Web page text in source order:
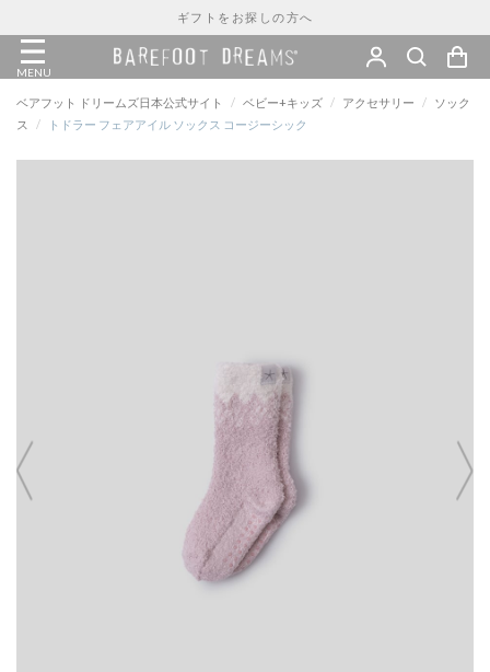
ギフトをお探しの方へ
MENU
ベアフット ドリームズ日本公式サイト / ベビー+キッズ / アクセサリー /
ソック
ス
/ トドラー フェアアイル ソックス コージーシック